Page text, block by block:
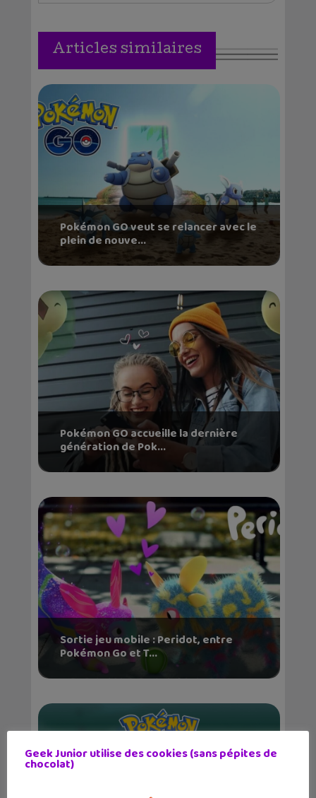
Articles similaires
Pokémon GO veut se relancer avec le
plein de nouve...
Pokémon GO accueille la dernière
génération de Pok...
Sortie jeu mobile : Peridot, entre
Pokémon Go et T...
Geek Junior utilise des cookies (sans pépites de
chocolat)